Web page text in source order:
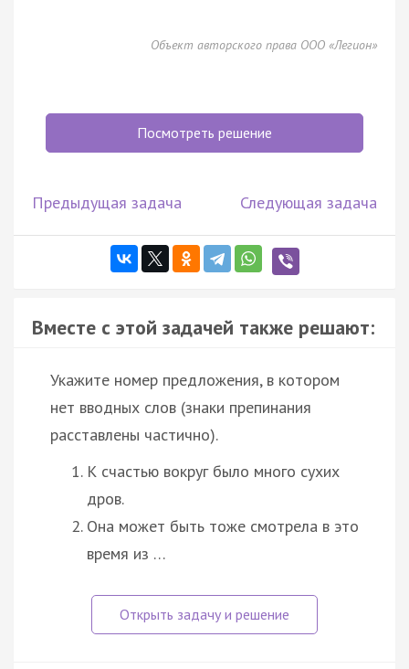
Объект авторского права ООО «Легион»
Посмотреть решение
Предыдущая задача Следующая задача
Вместе с этой задачей также решают:
Укажите номер предложения, в котором
нет вводных слов (знаки препинания
расставлены частично).
К счастью вокруг было много сухих
дров.
Она может быть тоже смотрела в это
время из …